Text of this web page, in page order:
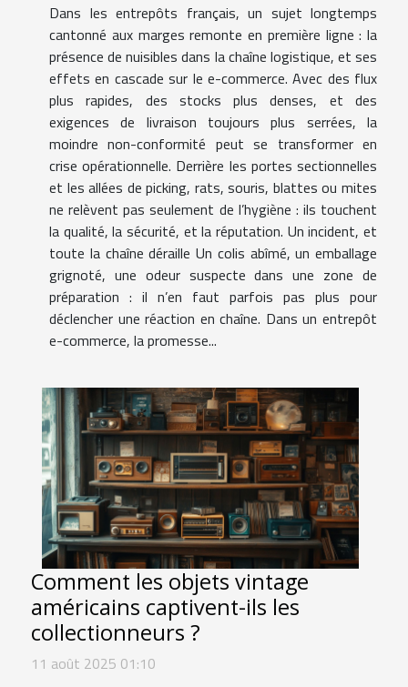
Dans les entrepôts français, un sujet longtemps
cantonné aux marges remonte en première ligne : la
présence de nuisibles dans la chaîne logistique, et ses
effets en cascade sur le e-commerce. Avec des flux
plus rapides, des stocks plus denses, et des
exigences de livraison toujours plus serrées, la
moindre non-conformité peut se transformer en
crise opérationnelle. Derrière les portes sectionnelles
et les allées de picking, rats, souris, blattes ou mites
ne relèvent pas seulement de l’hygiène : ils touchent
la qualité, la sécurité, et la réputation. Un incident, et
toute la chaîne déraille Un colis abîmé, un emballage
grignoté, une odeur suspecte dans une zone de
préparation : il n’en faut parfois pas plus pour
déclencher une réaction en chaîne. Dans un entrepôt
e-commerce, la promesse...
Comment les objets vintage
américains captivent-ils les
collectionneurs ?
11 août 2025 01:10